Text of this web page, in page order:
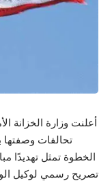
أعلنت وزارة الخزانة
تحالفات وصفتها
الخطوة تمثل تهديدًا
تصريح رسمي لوكيل